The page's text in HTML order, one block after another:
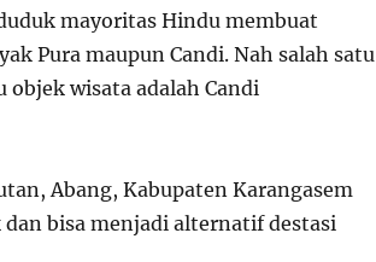
mayoritas Hindu membuat
Pura maupun Candi. Nah salah satu
objek wisata adalah Candi
Abang, Kabupaten Karangasem
bisa menjadi alternatif destasi